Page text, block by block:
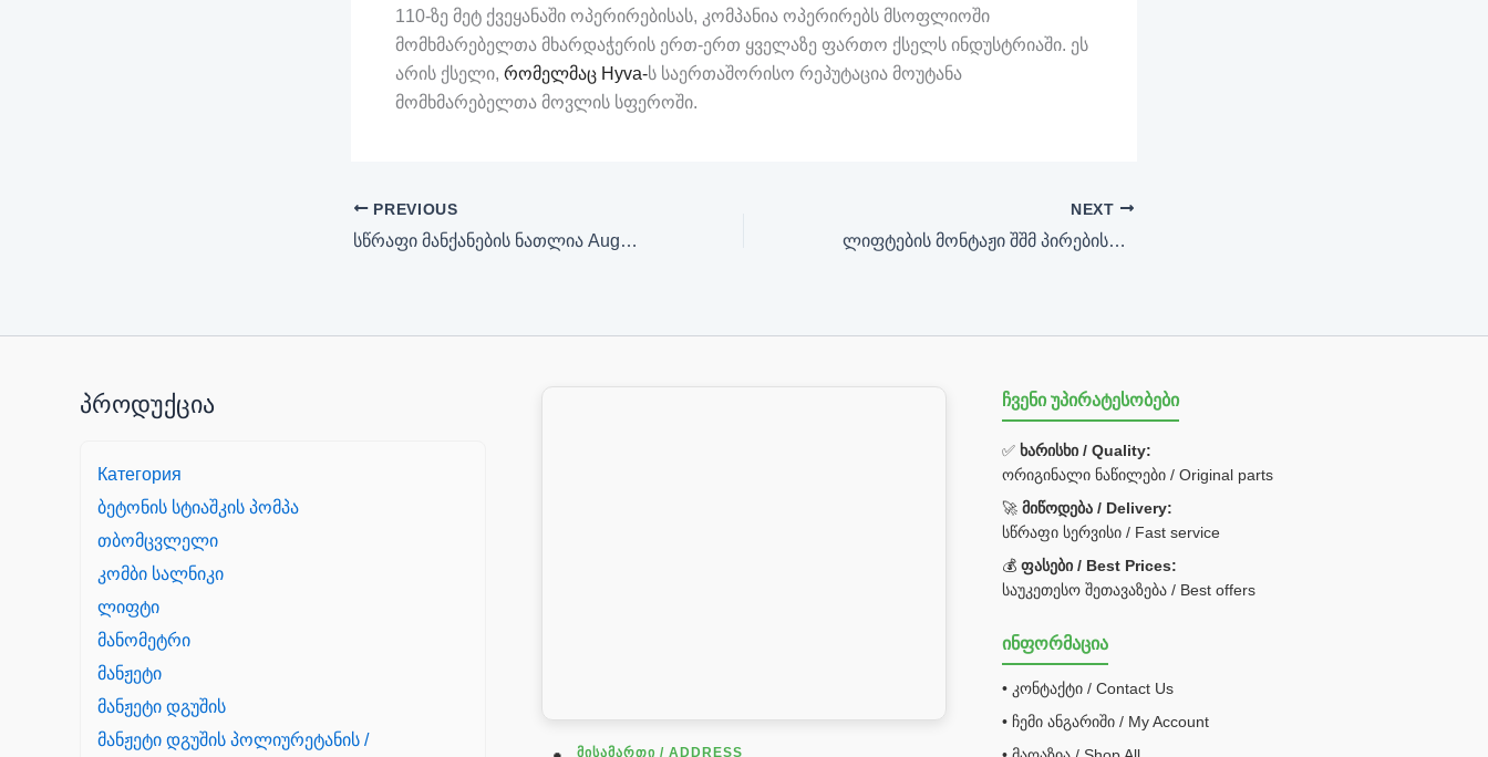
110-ზე მეტ ქვეყანაში ოპერირებისას, კომპანია ოპერირებს მსოფლიოში
მომხმარებელთა მხარდაჭერის ერთ-ერთ ყველაზე ფართო ქსელს ინდუსტრიაში. ეს
არის ქსელი, რომელმაც Hyva-ს საერთაშორისო რეპუტაცია მოუტანა
მომხმარებელთა მოვლის სფეროში.
PREVIOUS
სწრაფი მანქანების ნათლია August Horch
NEXT
ლიფტების მონტაჟი შშმ პირებისთვის
პროდუქცია
Категория
ბეტონის სტიაშკის პომპა
თბომცვლელი
კომბი სალნიკი
ლიფტი
მანომეტრი
მანჟეტი
მანჟეტი დგუშის
მანჟეტი დგუშის პოლიურეტანის /
ᲛᲘᲡᲐᲛᲐᲠᲗᲘ / ADDRESS
ჩვენი უპირატესობები
✅ ხარისხი / Quality:
ორიგინალი ნაწილები / Original parts
🚀მიწოდება / Delivery:
სწრაფი სერვისი / Fast service
💰ფასები / Best Prices:
საუკეთესო შეთავაზება / Best offers
ინფორმაცია
• კონტაქტი / Contact Us
• ჩემი ანგარიში / My Account